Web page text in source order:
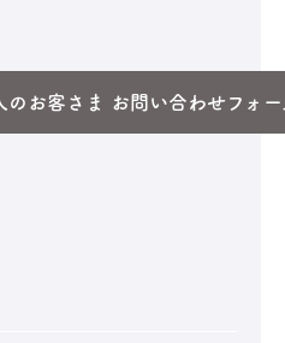
のお客さま お問い合わせフォー